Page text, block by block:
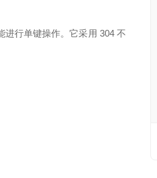
行单键操作。它采用 304 不